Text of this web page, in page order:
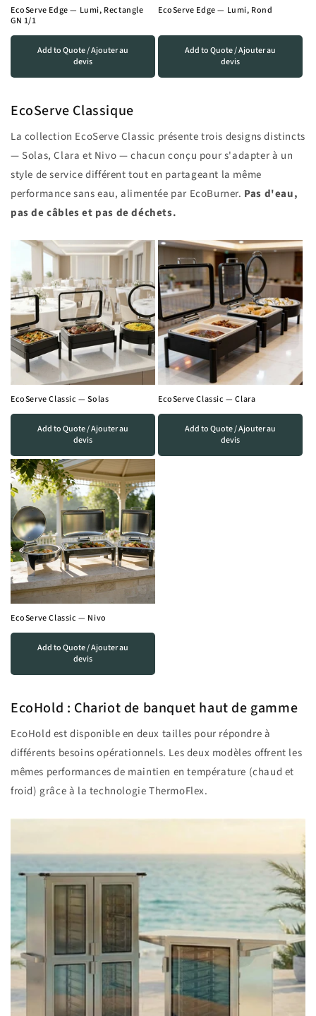
EcoServe Edge — Lumi, Rectangle
GN 1/1
Add to Quote / Ajouter au
devis
EcoServe Edge — Lumi, Rond
Add to Quote / Ajouter au
devis
EcoServe Classique
La collection EcoServe Classic présente trois designs distincts
— Solas, Clara et Nivo — chacun conçu pour s'adapter à un
style de service différent tout en partageant la même
performance sans eau, alimentée par EcoBurner. Pas d'eau,
pas de câbles et pas de déchets.
EcoServe Classic — Solas
Add to Quote / Ajouter au
devis
EcoServe Classic — Clara
Add to Quote / Ajouter au
devis
EcoServe Classic — Nivo
Add to Quote / Ajouter au
devis
EcoHold : Chariot de banquet haut de gamme
EcoHold est disponible en deux tailles pour répondre à
différents besoins opérationnels. Les deux modèles offrent les
mêmes performances de maintien en température (chaud et
froid) grâce à la technologie ThermoFlex.